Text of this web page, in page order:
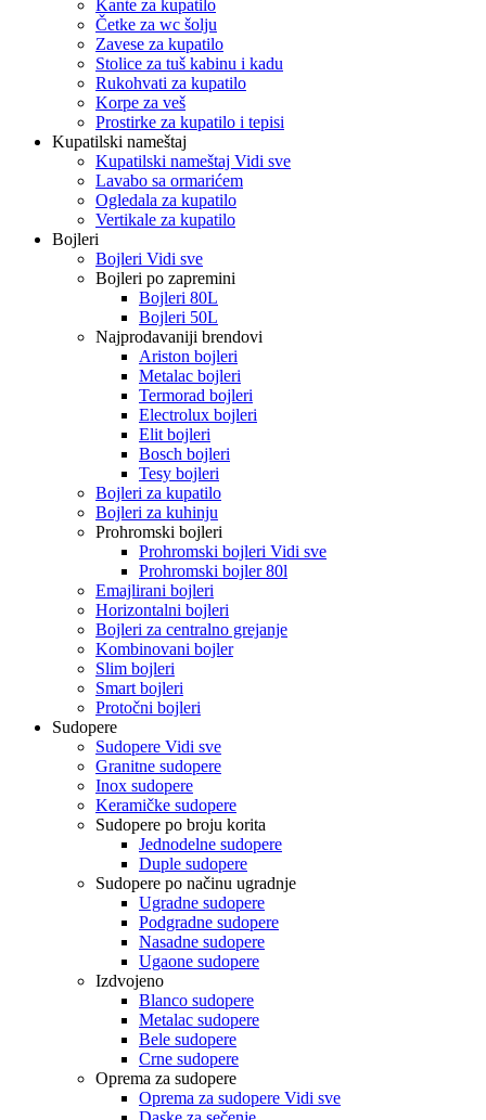
Kante za kupatilo
Četke za wc šolju
Zavese za kupatilo
Stolice za tuš kabinu i kadu
Rukohvati za kupatilo
Korpe za veš
Prostirke za kupatilo i tepisi
Kupatilski nameštaj
Kupatilski nameštaj Vidi sve
Lavabo sa ormarićem
Ogledala za kupatilo
Vertikale za kupatilo
Bojleri
Bojleri Vidi sve
Bojleri po zapremini
Bojleri 80L
Bojleri 50L
Najprodavaniji brendovi
Ariston bojleri
Metalac bojleri
Termorad bojleri
Electrolux bojleri
Elit bojleri
Bosch bojleri
Tesy bojleri
Bojleri za kupatilo
Bojleri za kuhinju
Prohromski bojleri
Prohromski bojleri Vidi sve
Prohromski bojler 80l
Emajlirani bojleri
Horizontalni bojleri
Bojleri za centralno grejanje
Kombinovani bojler
Slim bojleri
Smart bojleri
Protočni bojleri
Sudopere
Sudopere Vidi sve
Granitne sudopere
Inox sudopere
Keramičke sudopere
Sudopere po broju korita
Jednodelne sudopere
Duple sudopere
Sudopere po načinu ugradnje
Ugradne sudopere
Podgradne sudopere
Nasadne sudopere
Ugaone sudopere
Izdvojeno
Blanco sudopere
Metalac sudopere
Bele sudopere
Crne sudopere
Oprema za sudopere
Oprema za sudopere Vidi sve